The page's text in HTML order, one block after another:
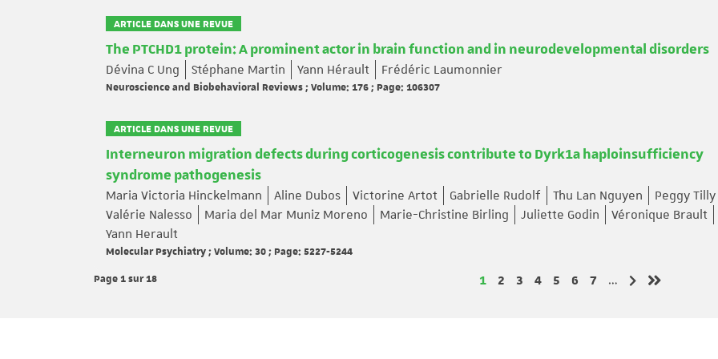
ARTICLE DANS UNE REVUE
The PTCHD1 protein: A prominent actor in brain function and in neurodevelopmental disorders
Dévina C Ung Stéphane Martin Yann Hérault Frédéric Laumonnier
Neuroscience and Biobehavioral Reviews ; Volume: 176 ; Page: 106307
ARTICLE DANS UNE REVUE
Interneuron migration defects during corticogenesis contribute to Dyrk1a haploinsufficiency
syndrome pathogenesis
Maria Victoria Hinckelmann Aline Dubos Victorine Artot Gabrielle Rudolf Thu Lan Nguyen
Peggy Tilly
Valérie Nalesso
Maria del Mar Muniz Moreno Marie-Christine Birling Juliette Godin
Véronique Brault
Yann Herault
Molecular Psychiatry ; Volume: 30 ; Page: 5227-5244
Page 1sur 18 Page
1 Page
2 Page
3 Page
4 Page
5 Page
6 Page
7
…